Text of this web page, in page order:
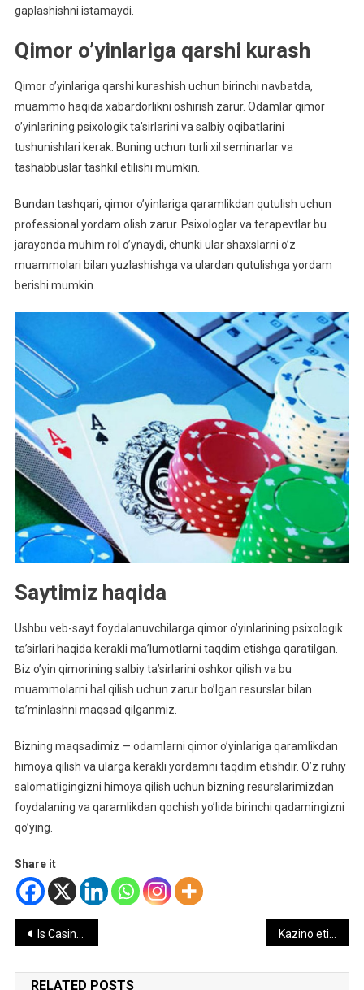
gaplashishni istamaydi.
Qimor o’yinlariga qarshi kurash
Qimor o’yinlariga qarshi kurashish uchun birinchi navbatda,
muammo haqida xabardorlikni oshirish zarur. Odamlar qimor
o’yinlarining psixologik ta’sirlarini va salbiy oqibatlarini
tushunishlari kerak. Buning uchun turli xil seminarlar va
tashabbuslar tashkil etilishi mumkin.
Bundan tashqari, qimor o’yinlariga qaramlikdan qutulish uchun
professional yordam olish zarur. Psixologlar va terapevtlar bu
jarayonda muhim rol o’ynaydi, chunki ular shaxslarni o’z
muammolari bilan yuzlashishga va ulardan qutulishga yordam
berishi mumkin.
Saytimiz haqida
Ushbu veb-sayt foydalanuvchilarga qimor o’yinlarining psixologik
ta’sirlari haqida kerakli ma’lumotlarni taqdim etishga qaratilgan.
Biz o’yin qimorining salbiy ta’sirlarini oshkor qilish va bu
muammolarni hal qilish uchun zarur bo’lgan resurslar bilan
ta’minlashni maqsad qilganmiz.
Bizning maqsadimiz — odamlarni qimor o’yinlariga qaramlikdan
himoya qilish va ularga kerakli yordamni taqdim etishdir. O’z ruhiy
salomatligingizni himoya qilish uchun bizning resurslarimizdan
foydalaning va qaramlikdan qochish yo’lida birinchi qadamingizni
qo’ying.
Share it
Post
navigation
Is CasinoWays Casino Safe and Legitimate?
RELATED POSTS